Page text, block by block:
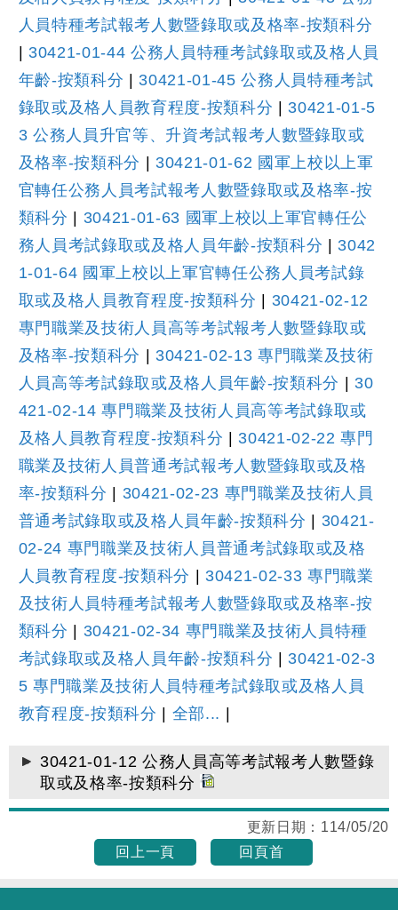
人員特種考試報考人數暨錄取或及格率-按類科分
30421-01-44 公務人員特種考試錄取或及格人員
年齡-按類科分
30421-01-45 公務人員特種考試
錄取或及格人員教育程度-按類科分
30421-01-5
3 公務人員升官等、升資考試報考人數暨錄取或
及格率-按類科分
30421-01-62 國軍上校以上軍
官轉任公務人員考試報考人數暨錄取或及格率-按
類科分
30421-01-63 國軍上校以上軍官轉任公
務人員考試錄取或及格人員年齡-按類科分
3042
1-01-64 國軍上校以上軍官轉任公務人員考試錄
取或及格人員教育程度-按類科分
30421-02-12
專門職業及技術人員高等考試報考人數暨錄取或
及格率-按類科分
30421-02-13 專門職業及技術
人員高等考試錄取或及格人員年齡-按類科分
30
421-02-14 專門職業及技術人員高等考試錄取或
及格人員教育程度-按類科分
30421-02-22 專門
職業及技術人員普通考試報考人數暨錄取或及格
率-按類科分
30421-02-23 專門職業及技術人員
普通考試錄取或及格人員年齡-按類科分
30421-
02-24 專門職業及技術人員普通考試錄取或及格
人員教育程度-按類科分
30421-02-33 專門職業
及技術人員特種考試報考人數暨錄取或及格率-按
類科分
30421-02-34 專門職業及技術人員特種
考試錄取或及格人員年齡-按類科分
30421-02-3
5 專門職業及技術人員特種考試錄取或及格人員
教育程度-按類科分
全部...
30421-01-12 公務人員高等考試報考人數暨錄
取或及格率-按類科分
更新日期： 114/05/20
回上一頁
回頁首